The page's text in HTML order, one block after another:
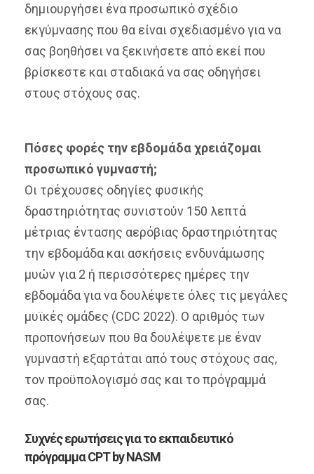
δημιουργήσει ένα προσωπικό σχέδιο
εκγύμνασης που θα είναι σχεδιασμένο για να
σας βοηθήσει να ξεκινήσετε από εκεί που
βρίσκεστε και σταδιακά να σας οδηγήσει
στους στόχους σας.
Πόσες φορές την εβδομάδα χρειάζομαι
προσωπικό γυμναστή;
Οι τρέχουσες οδηγίες φυσικής
δραστηριότητας συνιστούν 150 λεπτά
μέτριας έντασης αερόβιας δραστηριότητας
την εβδομάδα και ασκήσεις ενδυνάμωσης
μυών για 2 ή περισσότερες ημέρες την
εβδομάδα για να δουλέψετε όλες τις μεγάλες
μυϊκές ομάδες (CDC 2022). Ο αριθμός των
προπονήσεων που θα δουλέψετε με έναν
γυμναστή εξαρτάται από τους στόχους σας,
τον προϋπολογισμό σας και το πρόγραμμά
σας.
Συχνές ερωτήσεις για το εκπαιδευτικό
πρόγραμμα CPT by NASM